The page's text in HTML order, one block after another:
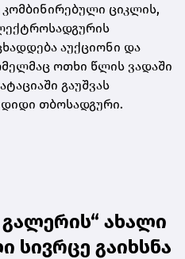
ციკლის,
აუქციონი და
ოთხი წლის ვადაში
გაუშვას
თბოსადგური.
ახალი
გაიხსნა